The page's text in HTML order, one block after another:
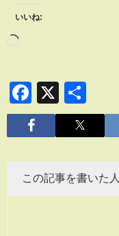
いいね:
Facebook
X
有
この記事を書いた人